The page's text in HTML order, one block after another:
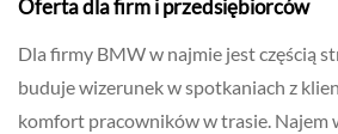
Oferta dla firm i przedsiębiorców
Dla firmy BMW w najmie jest częścią
buduje wizerunek w spotkaniach z
komfort pracowników w trasie. Najem